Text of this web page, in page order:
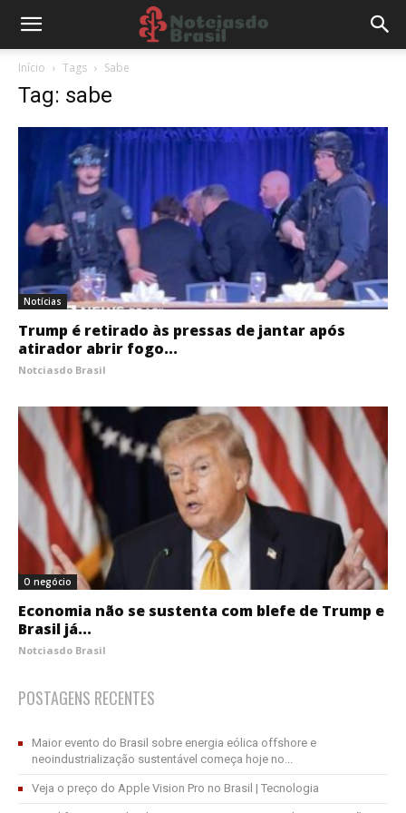
Início Tags Sabe
Tag: sabe
Notícias
Trump é retirado às pressas de jantar após
atirador abrir fogo...
Notciasdo Brasil
O negócio
Economia não se sustenta com blefe de Trump e
Brasil já...
Notciasdo Brasil
POSTAGENS RECENTES
Maior evento do Brasil sobre energia eólica offshore e
neoindustrialização sustentável começa hoje no...
Veja o preço do Apple Vision Pro no Brasil | Tecnologia